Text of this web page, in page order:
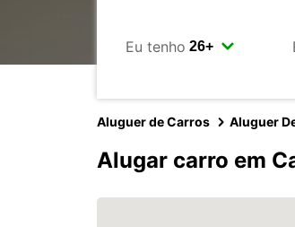
Eu tenho
Aluguer de Carros Aluguer
Alugar carro em